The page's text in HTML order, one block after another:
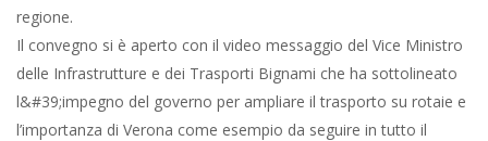
regione.
Il convegno si è aperto con il video messaggio del Vice Ministro
delle Infrastrutture e dei Trasporti Bignami che ha sottolineato
l&#39;impegno del governo per ampliare il trasporto su rotaie e
l’importanza di Verona come esempio da seguire in tutto il